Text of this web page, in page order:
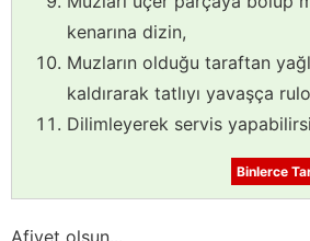
kenarına dizin,
Muzların olduğu taraftan
kaldırarak tatlıyı yavaşça
Dilimleyerek servis
Binlerce
Afiyet olsun...